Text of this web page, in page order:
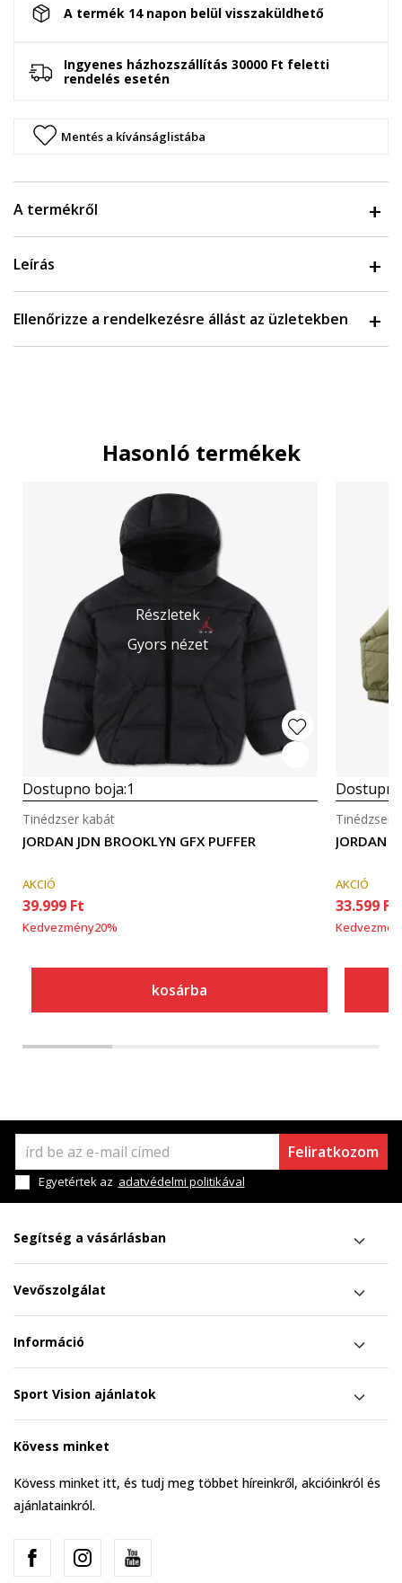
A termék 14 napon belül visszaküldhető
Ingyenes házhozszállítás 30000 Ft feletti
rendelés esetén
Mentés a kívánságlistába
A termékről
Leírás
Ellenőrizze a rendelkezésre állást az üzletekben
Hasonló termékek
Részletek
Gyors nézet
Dostupno boja:1
JORDAN JDN BROOKLYN GFX PUFFER
Tinédzser kabát
AKCIÓ
39.999 Ft
Kedvezmény20%
kosárba
JORDAN
Tinédzser
AKCIÓ
33.599 Ft
Feliratkozom
Egyetértek az adatvédelmi politikával
Segítség a vásárlásban
Vevőszolgálat
Információ
Sport Vision ajánlatok
Kövess minket
Kövess minket itt, és tudj meg többet híreinkről, akcióinkról és
ajánlatainkról.